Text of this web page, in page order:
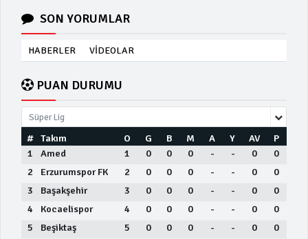
SON YORUMLAR
HABERLER VİDEOLAR
PUAN DURUMU
Süper Lig
# Takım O G B M A Y AV
P
1
Amed 1 0 0 0 - - 0
0
2
Erzurumspor FK 2 0 0 0 - - 0
0
3
Başakşehir 3 0 0 0 - - 0
0
4
Kocaelispor 4 0 0 0 - - 0
0
5
Beşiktaş 5 0 0 0 - - 0
0